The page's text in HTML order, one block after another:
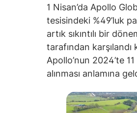
1 Nisan’da Apollo
tesisindeki %49’luk
artık sıkıntılı bir
tarafından karşılandı
Apollo’nun 2024’te
alınması anlamına